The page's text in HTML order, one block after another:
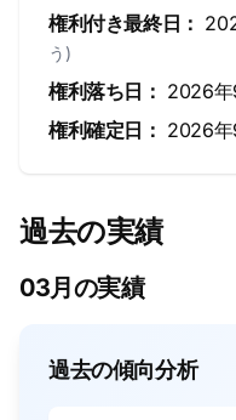
権利付き最終日：
う)
権利落ち日： 2026
権利確定日： 2026
過去の実績
03月の実績
過去の傾向分析